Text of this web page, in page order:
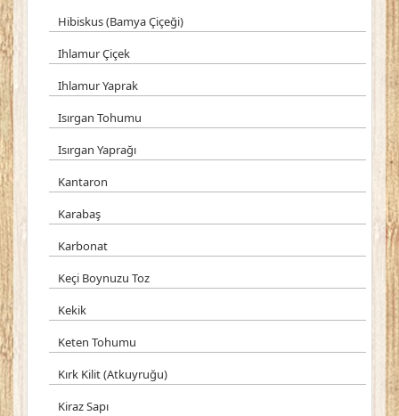
Hibiskus (Bamya Çiçeği)
Ihlamur Çiçek
Ihlamur Yaprak
Isırgan Tohumu
Isırgan Yaprağı
Kantaron
Karabaş
Karbonat
Keçi Boynuzu Toz
Kekik
Keten Tohumu
Kırk Kilit (Atkuyruğu)
Kiraz Sapı